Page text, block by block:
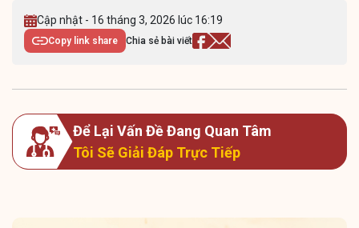
Cập nhật - 16 tháng 3, 2026 lúc 16:19
Copy link share Chia sẻ bài viết
Để Lại Vấn Đề Đang Quan Tâm
Tôi Sẽ Giải Đáp Trực Tiếp